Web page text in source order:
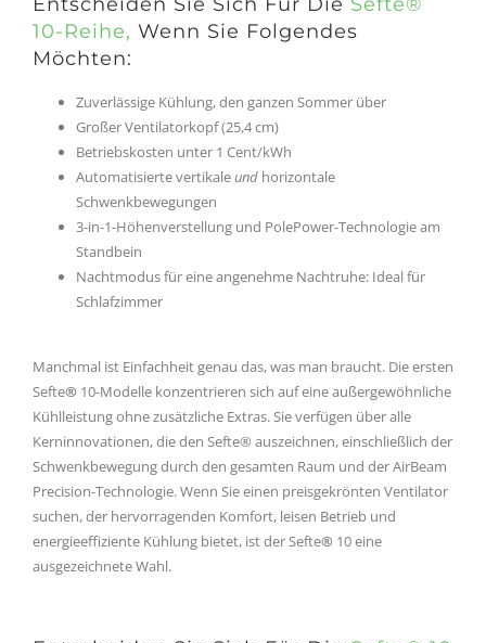
10-Reihe, Wenn Sie Folgendes
Möchten:
Zuverlässige Kühlung, den ganzen Sommer über
Großer Ventilatorkopf (25,4 cm)
Betriebskosten unter 1 Cent/kWh
Automatisierte vertikaleund horizontale
Schwenkbewegungen
3-in-1-Höhenverstellung und PolePower-Technologie am
Standbein
Nachtmodus für eine angenehme Nachtruhe: Ideal für
Schlafzimmer
Manchmal ist Einfachheit genau das, was man braucht. Die ersten
Sefte® 10-Modelle konzentrieren sich auf eine außergewöhnliche
Kühlleistung ohne zusätzliche Extras. Sie verfügen über alle
Kerninnovationen, die den Sefte® auszeichnen, einschließlich der
Schwenkbewegung durch den gesamten Raum und der AirBeam
Precision-Technologie. Wenn Sie einen preisgekrönten Ventilator
suchen, der hervorragenden Komfort, leisen Betrieb und
energieeffiziente Kühlung bietet, ist der Sefte® 10 eine
ausgezeichnete Wahl.